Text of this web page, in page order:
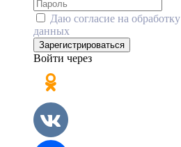
Даю согласие на обработку
данных
Зарегистрироваться
Войти через